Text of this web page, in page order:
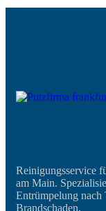
Reinigungsservice
am Main.
Entrümpelung nach
Brandschaden.